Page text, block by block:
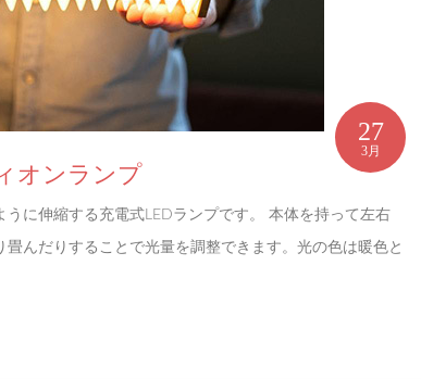
27
3月
オンランプ
に伸縮する充電式LEDランプです。 本体を持って左右
んだりすることで光量を調整できます。光の色は暖色と